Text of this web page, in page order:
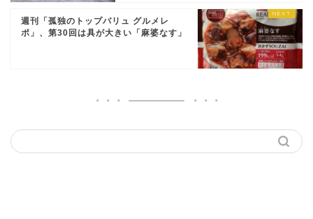
週刊「孤独のトップバリュ グルメレ
ポ」、第30回は具が大きい「麻婆なす」